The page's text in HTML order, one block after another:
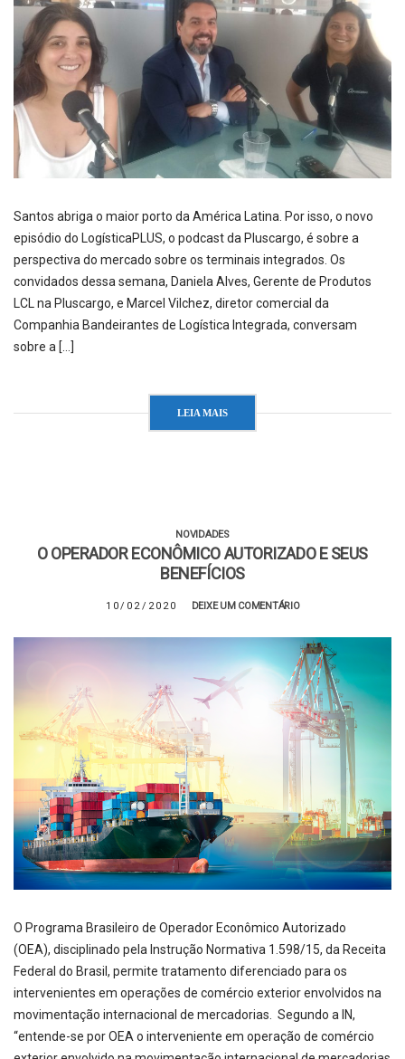
Santos abriga o maior porto da América Latina. Por isso, o novo
episódio do LogísticaPLUS, o podcast da Pluscargo, é sobre a
perspectiva do mercado sobre os terminais integrados. Os
convidados dessa semana, Daniela Alves, Gerente de Produtos
LCL na Pluscargo, e Marcel Vilchez, diretor comercial da
Companhia Bandeirantes de Logística Integrada, conversam
sobre a […]
LEIA MAIS
NOVIDADES
O OPERADOR ECONÔMICO AUTORIZADO E SEUS
BENEFÍCIOS
10/02/2020 DEIXE UM COMENTÁRIO
O Programa Brasileiro de Operador Econômico Autorizado
(OEA), disciplinado pela Instrução Normativa 1.598/15, da Receita
Federal do Brasil, permite tratamento diferenciado para os
intervenientes em operações de comércio exterior envolvidos na
movimentação internacional de mercadorias. Segundo a IN,
“entende-se por OEA o interveniente em operação de comércio